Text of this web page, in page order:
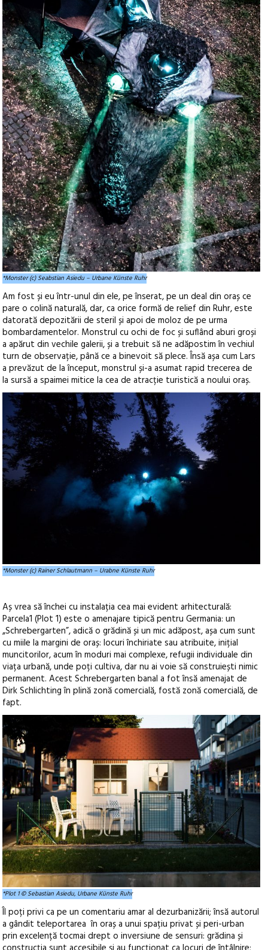
*Monster (c) Seabstian Asiedu – Urbane Künste Ruhr
Am fost și eu într-unul din ele, pe înserat, pe un deal din oraș ce
pare o colină naturală, dar, ca orice formă de relief din Ruhr, este
datorată depozitării de steril și apoi de moloz de pe urma
bombardamentelor. Monstrul cu ochi de foc și suflând aburi groși
a apărut din vechile galerii, și a trebuit să ne adăpostim în vechiul
turn de observație, până ce a binevoit să plece. Însă așa cum Lars
a prevăzut de la început, monstrul și-a asumat rapid trecerea de
la sursă a spaimei mitice la cea de atracție turistică a noului oraș.
*Monster (c) Rainer Schlautmann – Urabne Künste Ruhr
Aș vrea să închei cu instalația cea mai evident arhitecturală:
Parcela1 (Plot 1) este o amenajare tipică pentru Germania: un
„Schrebergarten”, adică o grădină și un mic adăpost, așa cum sunt
cu miile la margini de oraș: locuri închiriate sau atribuite, inițial
muncitorilor, acum în moduri mai complexe, refugii individuale din
viața urbană, unde poți cultiva, dar nu ai voie să construiești nimic
permanent. Acest Schrebergarten banal a fot însă amenajat de
Dirk Schlichting în plină zonă comercială, fostă zonă comercială, de
fapt.
*Plot 1 © Sebastian Asiedu, Urbane Künste Ruhr
Îl poți privi ca pe un comentariu amar al dezurbanizării; însă autorul
a gândit teleportarea în oraș a unui spațiu privat și peri-urban
prin excelență tocmai drept o inversiune de sensuri: grădina și